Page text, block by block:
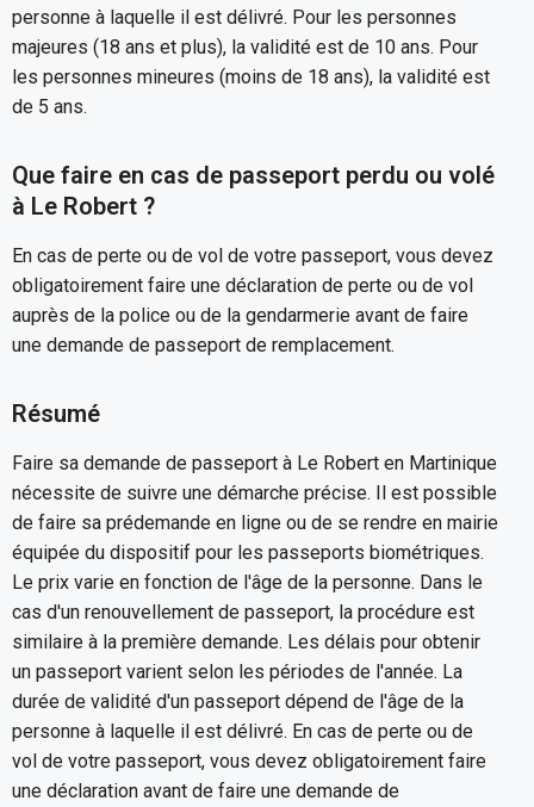
personne à laquelle il est délivré. Pour les personnes
majeures (18 ans et plus), la validité est de 10 ans. Pour
les personnes mineures (moins de 18 ans), la validité est
de 5 ans.
Que faire en cas de passeport perdu ou volé
à Le Robert ?
En cas de perte ou de vol de votre passeport, vous devez
obligatoirement faire une déclaration de perte ou de vol
auprès de la police ou de la gendarmerie avant de faire
une demande de passeport de remplacement.
Résumé
Faire sa demande de passeport à Le Robert en Martinique
nécessite de suivre une démarche précise. Il est possible
de faire sa prédemande en ligne ou de se rendre en mairie
équipée du dispositif pour les passeports biométriques.
Le prix varie en fonction de l'âge de la personne. Dans le
cas d'un renouvellement de passeport, la procédure est
similaire à la première demande. Les délais pour obtenir
un passeport varient selon les périodes de l'année. La
durée de validité d'un passeport dépend de l'âge de la
personne à laquelle il est délivré. En cas de perte ou de
vol de votre passeport, vous devez obligatoirement faire
une déclaration avant de faire une demande de